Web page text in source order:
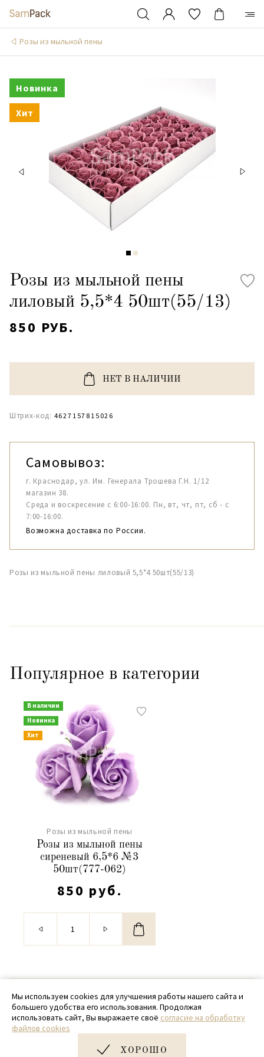
Розы из мыльной пены
Новинка
Хит
Розы из мыльной пены
лиловый 5,5*4 50шт(55/13)
850 РУБ.
НЕТ В НАЛИЧИИ
Штрих-код: 4627157815026
Самовывоз:
г. Краснодар, ул. Им. Генерала Трошева Г.Н. 1/12
магазин 38.
Среда и воскресение с 6:00-16:00. Пн, вт, чт, пт, сб - с
7:00-16:00.
Возможна доставка по России.
Розы из мыльной пены лиловый 5,5*4 50шт(55/13)
Популярное в категории
В наличии
Новинка
Хит
Розы из мыльной пены
Розы из мыльной пены
сиреневый 6,5*6 №3
50шт(777-062)
850 руб.
© 2020 - 2026 SamPack
+ 7 (918) 699-97-87
zakaz@sampack.store
Мы используем cookies для улучшения работы нашего сайта и
большего удобства его использования. Продолжая
использовать сайт, Вы выражаете своё согласие на обработку
файлов cookies
ХОРОШО